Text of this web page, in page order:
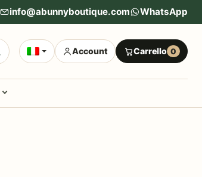
info@abunnyboutique.com WhatsApp
Account Carrello 0